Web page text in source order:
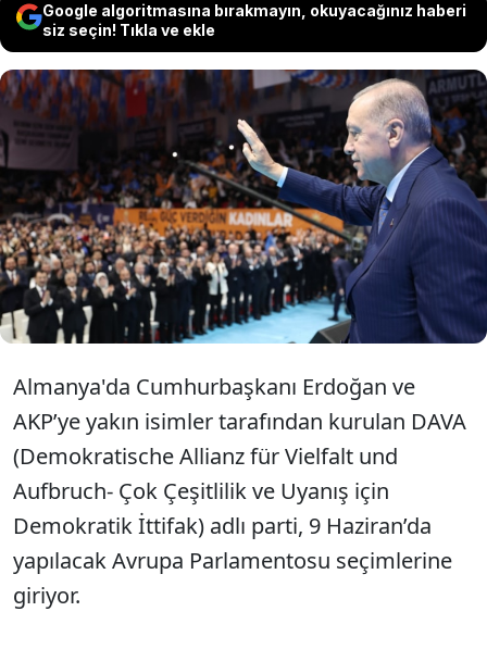
Google algoritmasına bırakmayın, okuyacağınız haberi
siz seçin! Tıkla ve ekle
Bu yaz seçimlerin yapılacağı Avrupa
Parlamentosu'nda AKP'ye yakın isimlerce
Almanya'da kurulan DAVA isimli parti
gündem oldu. Alman medyası, "Erdoğan'ın
AB'deki eli" yorumunu yaptı.
Almanya'da Cumhurbaşkanı Erdoğan ve
AKP’ye yakın isimler tarafından kurulan DAVA
(Demokratische Allianz für Vielfalt und
Aufbruch- Çok Çeşitlilik ve Uyanış için
Demokratik İttifak) adlı parti, 9 Haziran’da
yapılacak Avrupa Parlamentosu seçimlerine
giriyor.